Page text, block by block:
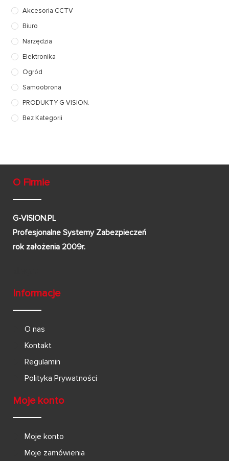
Akcesoria CCTV
Biuro
Narzędzia
Elektronika
Ogród
Samoobrona
PRODUKTY G-VISION.
Bez Kategorii
O Firmie
G-VISION.PL
Profesjonalne Systemy Zabezpieczeń
rok założenia 2009r.
Informacje
O nas
Kontakt
Regulamin
Polityka Prywatności
Moje konto
Moje konto
Moje zamówienia